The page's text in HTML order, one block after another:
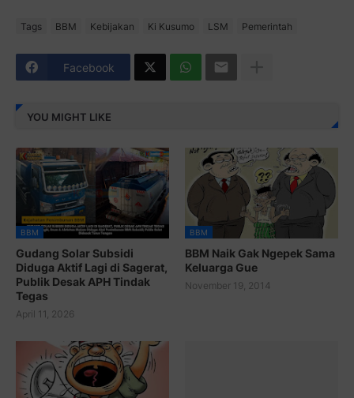
Tags BBM Kebijakan Ki Kusumo LSM Pemerintah
Facebook
YOU MIGHT LIKE
BBM
Gudang Solar Subsidi
Diduga Aktif Lagi di Sagerat,
Publik Desak APH Tindak
Tegas
April 11, 2026
BBM
BBM Naik Gak Ngepek Sama
Keluarga Gue
November 19, 2014